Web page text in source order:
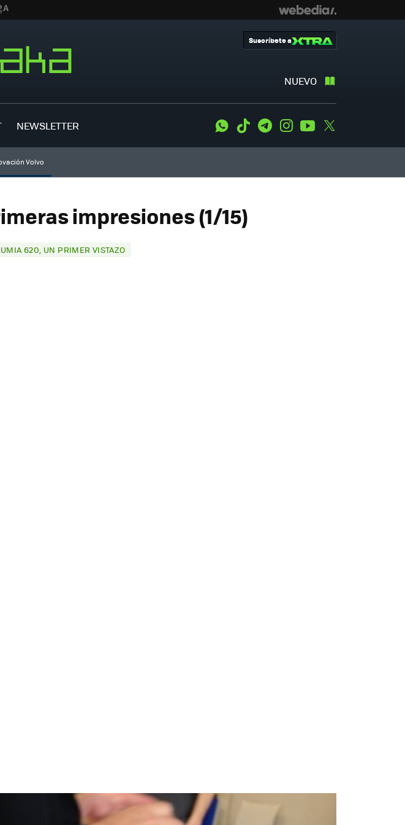
NUEVO
Suscríbete a
NEWSLETTER WhatsApp
Tiktok TelegramInstagramYoutube
Volvo
impresiones (1/15)
620, UN PRIMER VISTAZO